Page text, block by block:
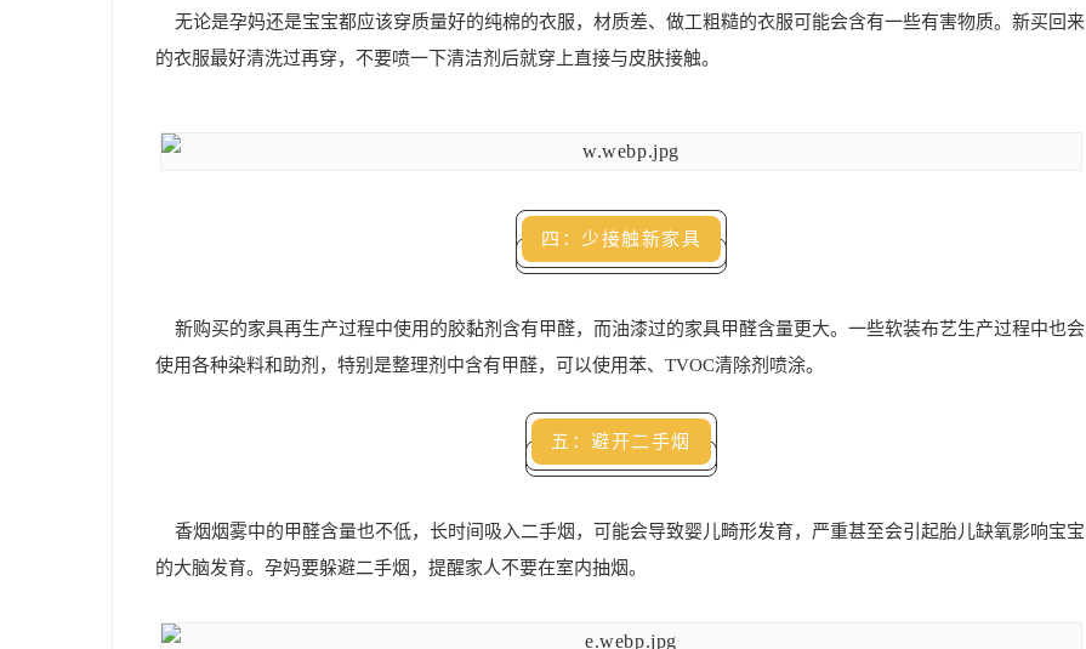
无论是孕妈还是宝宝都应该穿质量好的纯棉的衣服，材质差、做工粗糙的衣服可能会含有一些有害物质。新买回来
的衣服最好清洗过再穿，不要喷一下清洁剂后就穿上直接与皮肤接触。
四：少接触新家具
新购买的家具再生产过程中使用的胶黏剂含有甲醛，而油漆过的家具甲醛含量更大。一些软装布艺生产过程中也会
使用各种染料和助剂，特别是整理剂中含有甲醛，可以使用苯、TVOC清除剂喷涂。
五：避开二手烟
香烟烟雾中的甲醛含量也不低，长时间吸入二手烟，可能会导致婴儿畸形发育，严重甚至会引起胎儿缺氧影响宝宝
的大脑发育。孕妈要躲避二手烟，提醒家人不要在室内抽烟。